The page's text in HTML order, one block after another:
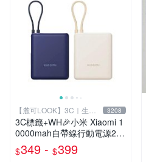
【麓可LOOK】3C｜生活
百貨
3208
3C標籤+WH🎉小米 Xiaomi 1
0000mah自帶線行動電源22.
5W/33W快充 行充 行動充 充
電寶 移動電
$349 - $399